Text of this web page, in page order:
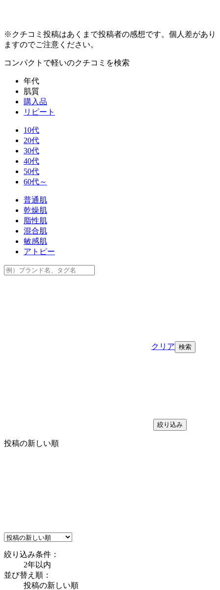
※クチコミ投稿はあくまで投稿者の感想です。個人差があり
ますのでご注意ください。
コンパクトで軽いのクチコミを検索
年代
肌質
購入品
リピート
10代
20代
30代
40代
50代
60代～
普通肌
乾燥肌
脂性肌
混合肌
敏感肌
アトピー
クリア
絞り込み
投稿の新しい順
絞り込み条件：
2年以内
並び替え順：
投稿の新しい順